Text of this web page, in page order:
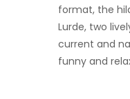
format, the
Lurde, two
current and
funny and